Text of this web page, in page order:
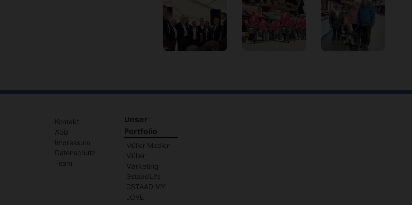
Kontakt
AGB
Impressum
Datenschutz
Team
Unser
Portfolio
Müller Medien
Müller
Marketing
GstaadLife
GSTAAD MY
LOVE